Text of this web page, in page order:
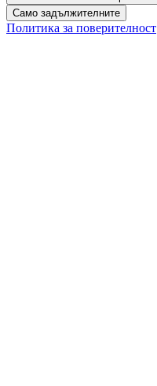
Само задължителните
Политика за поверителност